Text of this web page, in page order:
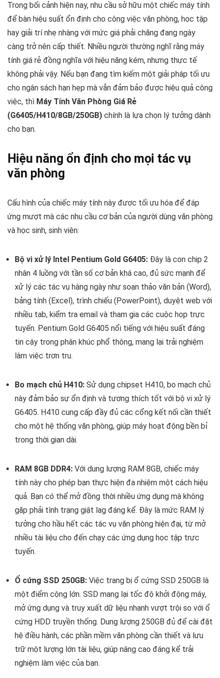
Trong bối cảnh hiện nay, nhu cầu sở hữu một chiếc máy tính
để bàn hiệu suất ổn định cho công việc văn phòng, học tập
hay giải trí nhẹ nhàng với mức giá phải chăng đang ngày
càng trở nên cấp thiết. Nhiều người thường nghĩ rằng máy
tính giá rẻ đồng nghĩa với hiệu năng kém, nhưng thực tế
không phải vậy. Nếu bạn đang tìm kiếm một giải pháp tối ưu
cho ngân sách hạn hẹp mà vẫn đảm bảo được hiệu quả công
việc, thì Máy Tính Văn Phòng Giá Rẻ
(G6405/H410/8GB/250GB) chính là lựa chọn lý tưởng dành
cho bạn.
Hiệu năng ổn định cho mọi tác vụ
văn phòng
Cấu hình của chiếc máy tính này được tối ưu hóa để đáp
ứng mượt mà các nhu cầu cơ bản của người dùng văn phòng
và học sinh, sinh viên:
Bộ vi xử lý Intel Pentium Gold G6405: Đây là con chip 2
nhân 4 luồng với tần số cơ bản khá cao, đủ sức mạnh để
xử lý các tác vụ hàng ngày như soạn thảo văn bản (Word),
bảng tính (Excel), trình chiếu (PowerPoint), duyệt web với
nhiều tab, kiểm tra email và tham gia các cuộc họp trực
tuyến. Pentium Gold G6405 nổi tiếng với hiệu suất đáng
tin cậy trong phân khúc phổ thông, mang lại trải nghiệm
làm việc trơn tru.
Bo mạch chủ H410: Sử dụng chipset H410, bo mạch chủ
này đảm bảo sự ổn định và tương thích tốt với bộ vi xử lý
G6405. H410 cung cấp đầy đủ các cổng kết nối cần thiết
cho một hệ thống văn phòng, giúp máy hoạt động bền bỉ
trong thời gian dài.
RAM 8GB DDR4: Với dung lượng RAM 8GB, chiếc máy
tính này cho phép bạn thực hiện đa nhiệm một cách hiệu
quả. Bạn có thể mở đồng thời nhiều ứng dụng mà không
gặp phải tình trạng giật lag đáng kể. Đây là mức RAM lý
tưởng cho hầu hết các tác vụ văn phòng hiện đại, từ mở
nhiều tài liệu cho đến chạy các ứng dụng học tập trực
tuyến.
Ổ cứng SSD 250GB: Việc trang bị ổ cứng SSD 250GB là
một điểm cộng lớn. SSD mang lại tốc độ khởi động máy,
mở ứng dụng và truy xuất dữ liệu nhanh vượt trội so với ổ
cứng HDD truyền thống. Dung lượng 250GB đủ để cài đặt
hệ điều hành, các phần mềm văn phòng cần thiết và lưu
trữ một lượng lớn tài liệu, giúp nâng cao đáng kể trải
nghiệm làm việc của bạn.